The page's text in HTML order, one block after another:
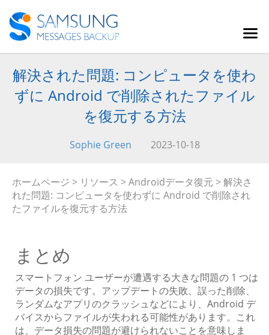
解決された問題: コンピュータを使わ
ずに Android で削除されたファイル
を復元する方法
Sophie Green 2023-10-18
ホームページ > リソース >Androidデータ復元 > 解決さ
れた問題: コンピュータを使わずに Android で削除され
たファイルを復元する方法
まとめ
スマートフォン ユーザーが遭遇する大きな問題の 1 つは
データの損失です。アップデートの失敗、誤った削除、
ランダムなアプリのクラッシュなどにより、Android デ
バイスからファイルが失われる可能性があります。これ
は、データ損失の問題が避けられないことを意味しま